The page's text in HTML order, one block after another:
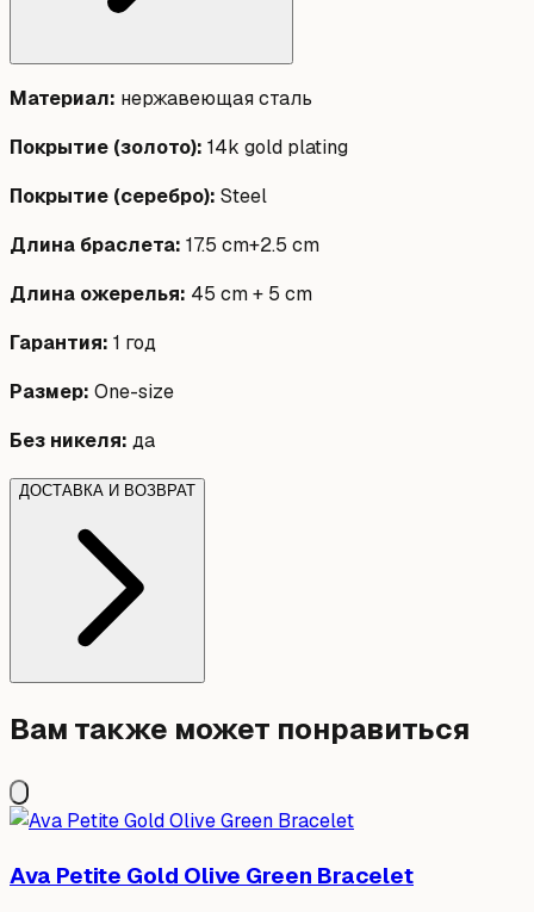
Материал: нержавеющая сталь
Покрытие (золото): 14k gold plating
Покрытие (серебро): Steel
Длина браслета: 17.5 cm+2.5 cm
Длина ожерелья: 45 cm + 5 cm
Гарантия: 1 год
Размер: One-size
Без никеля: да
ДОСТАВКА И ВОЗВРАТ
Вам также может понравиться
Ava Petite Gold Olive Green Bracelet